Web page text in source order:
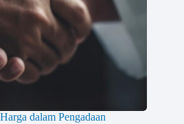
dalam Pengadaan